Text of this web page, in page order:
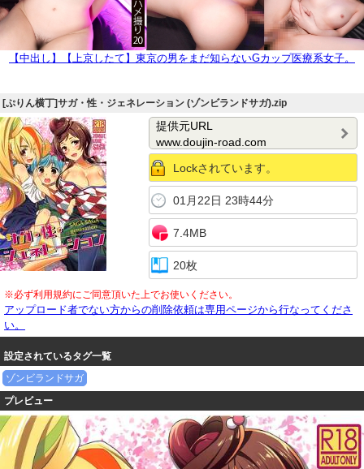
【中出し】【上京したて】東京の男をまだ知らないGカップ医療系女子。
[ぷりん横丁]サガ・性・ジェネレーション (ゾンビランドサガ).zip
提供元URL
www.doujin-road.com
Lockされています。
01月22日 23時44分
7.4MB
20枚
※必ず利用規約にご同意頂いた上でお使いください。
アップロード者でない方からの削除依頼は専用ページから行なってくださ
い。
設定されているタグ一覧
ゾンビランドサガ
プレビュー